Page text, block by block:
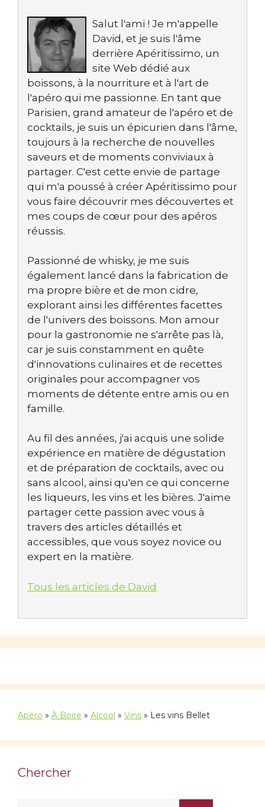
Salut l'ami ! Je m'appelle
David, et je suis l'âme
derrière Apéritissimo, un
site Web dédié aux
boissons, à la nourriture et à l'art de
l'apéro qui me passionne. En tant que
Parisien, grand amateur de l'apéro et de
cocktails, je suis un épicurien dans l'âme,
toujours à la recherche de nouvelles
saveurs et de moments conviviaux à
partager. C'est cette envie de partage
qui m'a poussé à créer Apéritissimo pour
vous faire découvrir mes découvertes et
mes coups de cœur pour des apéros
réussis.
Passionné de whisky, je me suis
également lancé dans la fabrication de
ma propre bière et de mon cidre,
explorant ainsi les différentes facettes
de l'univers des boissons. Mon amour
pour la gastronomie ne s'arrête pas là,
car je suis constamment en quête
d'innovations culinaires et de recettes
originales pour accompagner vos
moments de détente entre amis ou en
famille.
Au fil des années, j'ai acquis une solide
expérience en matière de dégustation
et de préparation de cocktails, avec ou
sans alcool, ainsi qu'en ce qui concerne
les liqueurs, les vins et les bières. J'aime
partager cette passion avec vous à
travers des articles détaillés et
accessibles, que vous soyez novice ou
expert en la matière.
Tous les articles de David
Apéro » À Boire » Alcool » Vins » Les vins Bellet
Chercher